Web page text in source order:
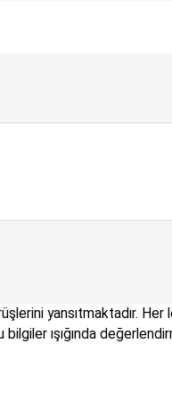
yansıtmaktadır.
ışığında